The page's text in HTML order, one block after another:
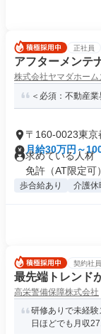
正社員
アフターメンテ
株式会社ヤマダホーム
＜必須：不動産
〒160-0023東京
月給30万円～
求めている人材
免許（AT限定可
歩合給あり 介護休
契約社員
最先端トレンド
高栄警備保障株式会社
研修ありで未経
日ほどでも月収